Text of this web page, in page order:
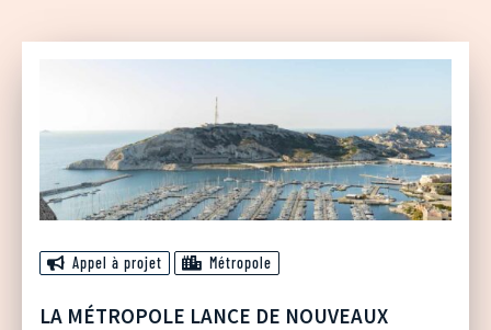
Appel à projet Métropole
LA MÉTROPOLE LANCE DE NOUVEAUX